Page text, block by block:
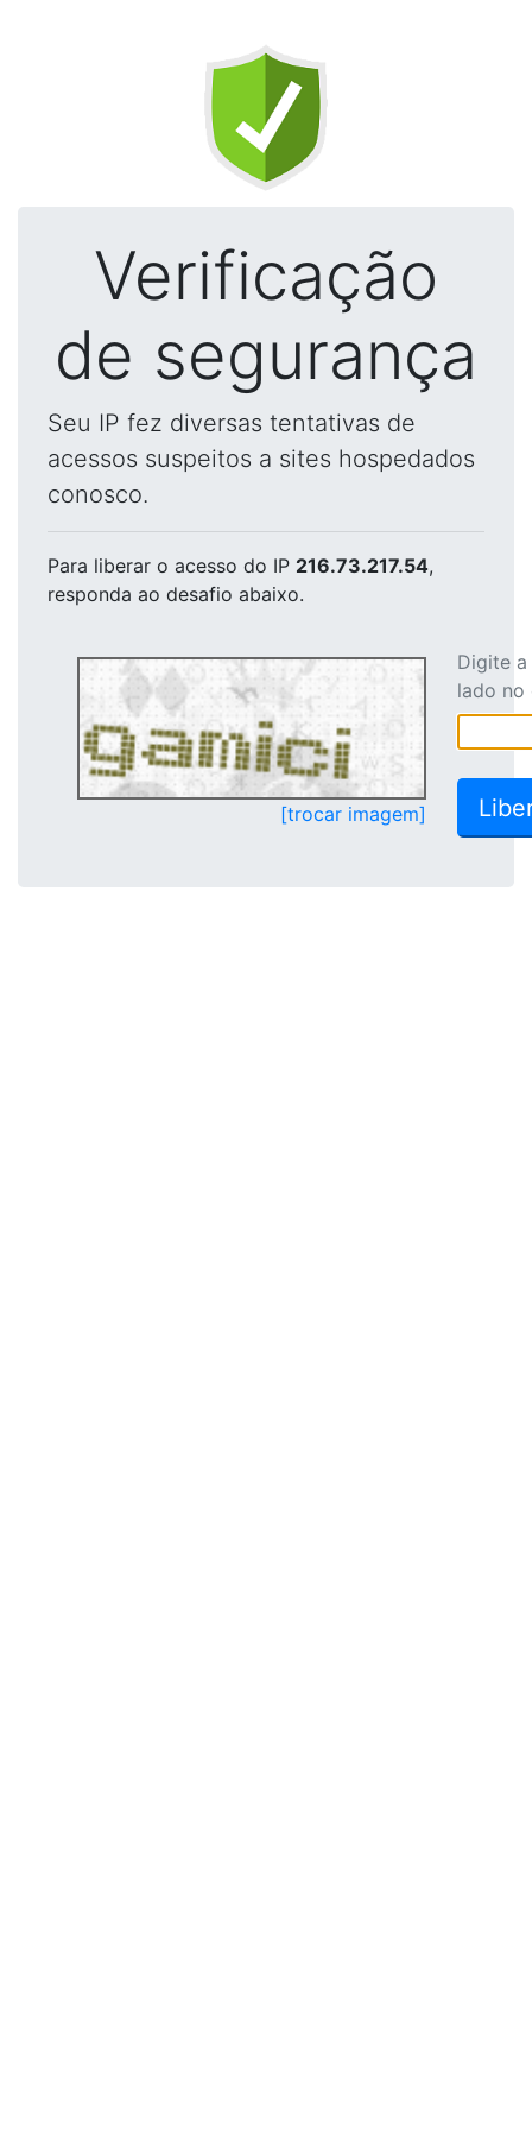
Verificação
de segurança
Seu IP fez diversas tentativas de
acessos suspeitos a sites hospedados
conosco.
Para liberar o acesso do IP 216.73.217.54,
responda ao desafio abaixo.
[trocar imagem]
Digite
lado no